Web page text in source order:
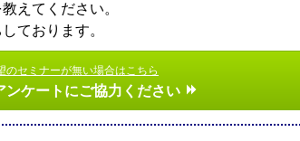
えてください。
ております。
のセミナーが無い場合はこちら
ンケートにご協力ください